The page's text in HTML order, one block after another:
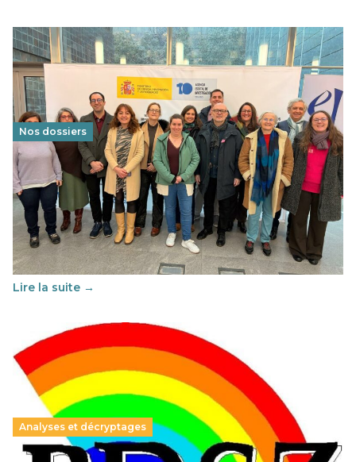
Nos dossiers
Éducation au vivre-ensemble : un échange croisé
franco-espagnol pour changer d’approche
29 juin 2026-National
Cette année, l'UNSA Éducation a mené un projet Erasmus
soutenu par l'union Européenne et centré sur l'éducation
au vivre-ensemble : quelles différences entre la France…
Lire la suite →
Analyses et décryptages